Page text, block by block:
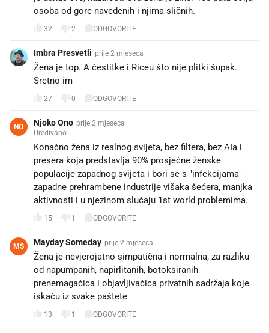
osoba od gore navedenih i njima sličnih.
32 2 ODGOVORITE
Imbra Presvetli prije 2 mjeseca
Žena je top. A čestitke i Riceu što nije plitki šupak.
Sretno im
27 0 ODGOVORITE
NO Njoko Ono prije 2 mjeseca
Uređivano
Konačno žena iz realnog svijeta, bez filtera, bez AIa i
presera koja predstavlja 90% prosječne ženske
populacije zapadnog svijeta i bori se s "infekcijama"
zapadne prehrambene industrije višaka šećera, manjka
aktivnosti i u njezinom slučaju 1st world problemima.
15 1 ODGOVORITE
MS Mayday Someday prije 2 mjeseca
Žena je nevjerojatno simpatična i normalna, za razliku
od napumpanih, napirlitanih, botoksiranih
prenemagačica i objavljivačica privatnih sadržaja koje
iskaču iz svake paštete
13 1 ODGOVORITE